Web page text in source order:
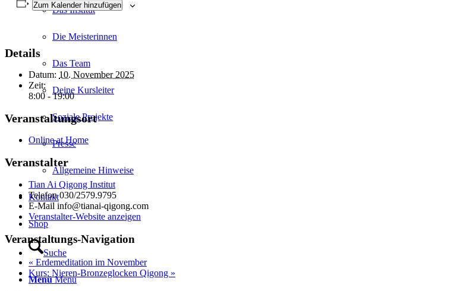
Das Institut
Die Meisterinnen
Das Team
Deine Kursleiter
Soziale Projekte
Presse
Allgemeine Hinweise
Kontakt
Shop
Suche
Menü Menü
Zum Kalender hinzufügen
Details
Datum: 10. November 2025
Zeit:
8:00 - 19:00
Veranstaltungsort
Online at Home
Veranstalter
Tian Ai Qigong Institut
Telefon030/2579.9795
E-Mail info@tianai-qigong.com
Veranstalter-Website anzeigen
Veranstaltungs-Navigation
« Erdemeditation im November
Kurs: Nieren-Bronzeglocken Qigong »